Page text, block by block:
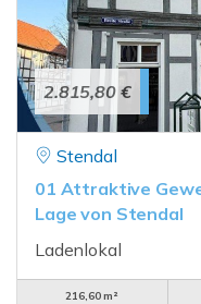
2.815,80 €
Stendal
01 Attraktive
Lage von Stendal
Ladenlokal
216,60 m²